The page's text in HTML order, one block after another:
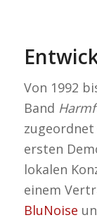
Von 1992
Band
zugeordnet
ersten
lokalen
einem
BluNoise